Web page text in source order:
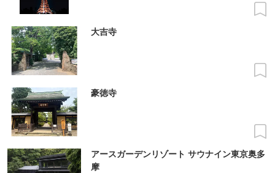
大吉寺
豪徳寺
アースガーデンリゾート サウナイン東京奥多
摩